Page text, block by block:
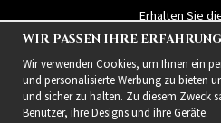
Erhalten Sie
Angebote und
neue
WIR PASSEN IHRE
Wir verwenden Cookies, um Ihnen ein
und personalisierte Werbung zu bieten
und sicher zu halten. Zu diesem Zweck
Benutzer, ihre Designs und ihre Geräte.